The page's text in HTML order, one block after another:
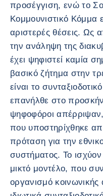
προσέγγιση, ενώ το
Κομμουνιστικό
αριστερές θέσεις. Ως
την ανάληψη της
έχει ψηφιστεί καμία
βασικό ζήτημα στην
είναι το
επανήλθε στο
ψηφοφόροι
που υποστηρίχθηκε
πρόταση για την
συστήματος. Το
μικτό μοντέλο, που
οργανισμό